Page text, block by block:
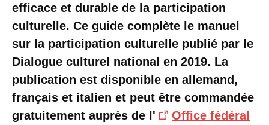
efficace et durable de la participation
culturelle. Ce guide complète le manuel
sur la participation culturelle publié par le
Dialogue culturel national en 2019. La
publication est disponible en allemand,
français et italien et peut être commandée
gratuitement auprès de l'
Office fédéral